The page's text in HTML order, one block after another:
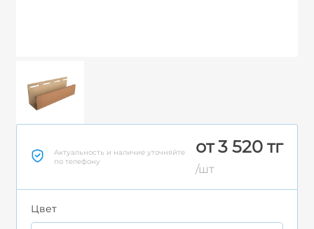
Актуальность и наличие уточняйте
по телефону
от 3 520 тг
/шт
Цвет